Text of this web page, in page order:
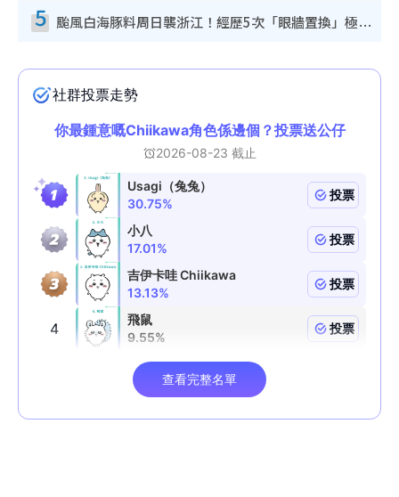
5 颱風白海豚料周日襲浙江！經歷5次「眼牆置換」極罕見 成登陸內地最長途颱風